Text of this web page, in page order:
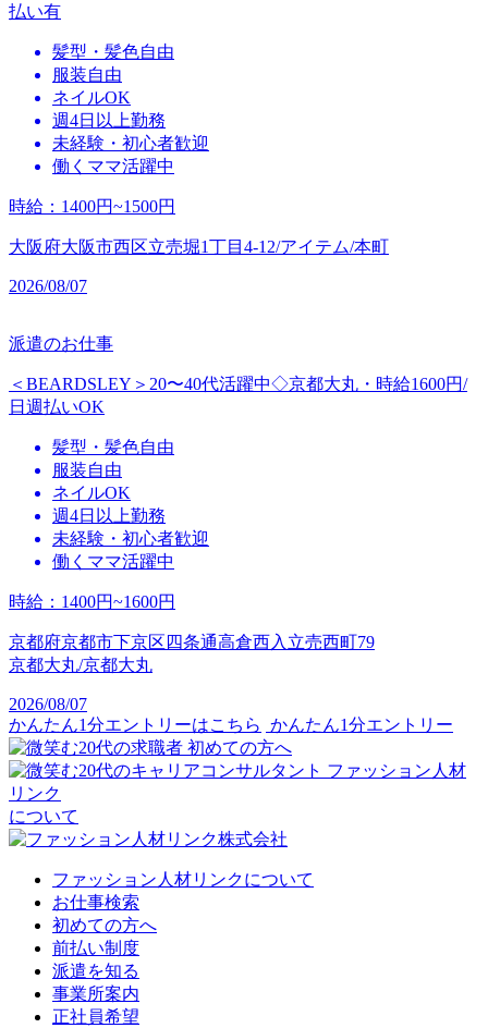
払い有
髪型・髪色自由
服装自由
ネイルOK
週4日以上勤務
未経験・初心者歓迎
働くママ活躍中
時給 ： 1400円~1500円
大阪府大阪市西区立売堀1丁目4-12/アイテム/本町
2026/08/07
派遣のお仕事
＜BEARDSLEY＞20〜40代活躍中◇京都大丸・時給1600円/
日週払いOK
髪型・髪色自由
服装自由
ネイルOK
週4日以上勤務
未経験・初心者歓迎
働くママ活躍中
時給 ： 1400円~1600円
京都府京都市下京区四条通高倉西入立売西町79
京都大丸/京都大丸
2026/08/07
かんたん1分エントリーはこちら かんたん1分エントリー
初めての方へ
ファッション人材
リンク
について
ファッション人材リンクについて
お仕事検索
初めての方へ
前払い制度
派遣を知る
事業所案内
正社員希望